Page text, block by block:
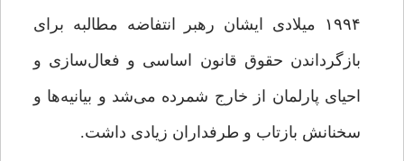
۱۹۹۴ میلادی ایشان رهبر انتفاضه مطالبه برای
بازگرداندن حقوق قانون اساسی و فعال‌سازی و
احیای پارلمان از خارج شمرده می‌شد و بیانیه‌ها و
سخنانش بازتاب و طرفداران زیادی داشت.